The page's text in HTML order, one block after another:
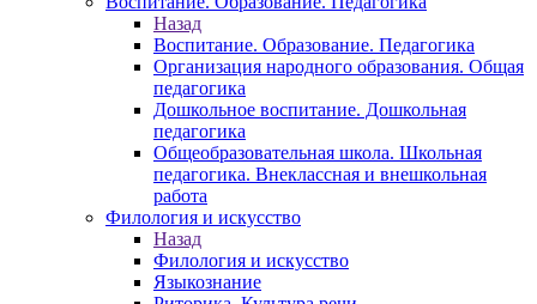
Назад
Воспитание. Образование. Педагогика
Организация народного образования. Общая
педагогика
Дошкольное воспитание. Дошкольная
педагогика
Общеобразовательная школа. Школьная
педагогика. Внеклассная и внешкольная
работа
Филология и искусство
Назад
Филология и искусство
Языкознание